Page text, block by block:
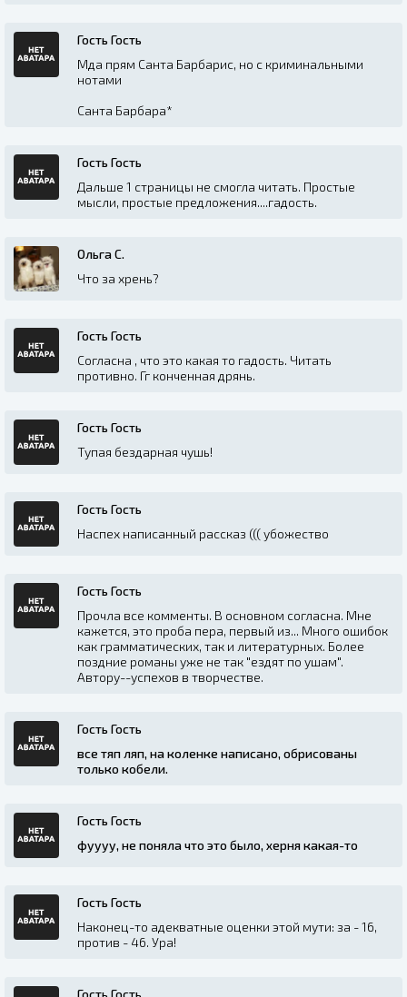
Гость Гость
Мда прям Санта Барбарис, но с криминальными
нотами
Санта Барбара*
Гость Гость
Дальше 1 страницы не смогла читать. Простые
мысли, простые предложения....гадость.
Ольга С.
Что за хрень?
Гость Гость
Согласна , что это какая то гадость. Читать
противно. Гг конченная дрянь.
Гость Гость
Тупая бездарная чушь!
Гость Гость
Наспех написанный рассказ ((( убожество
Гость Гость
Прочла все комменты. В основном согласна. Мне
кажется, это проба пера, первый из... Много ошибок
как грамматических, так и литературных. Более
поздние романы уже не так "ездят по ушам".
Автору--успехов в творчестве.
Гость Гость
все тяп ляп, на коленке написано, обрисованы
только кобели.
Гость Гость
фуууу, не поняла что это было, херня какая-то
Гость Гость
Наконец-то адекватные оценки этой мути: за - 16,
против - 46. Ура!